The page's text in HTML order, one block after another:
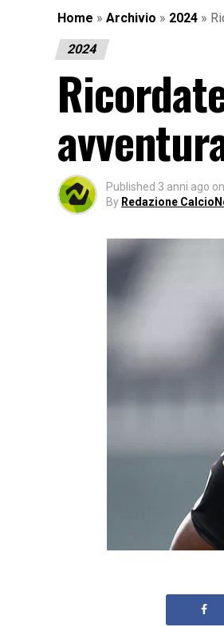
Home » Archivio » 2024 »
2024
Published 3 anni ago on
By Redazione